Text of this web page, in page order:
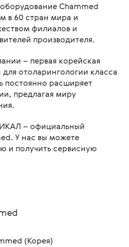
Chammed
в 60 стран мира и
филиалов и
производителя.
– первая корейская
отоларингологии класса
постоянно расширяет
предлагая миру
– официальный
У нас вы можете
и получить сервисную
(Корея)